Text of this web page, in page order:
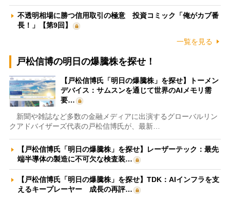
不透明相場に勝つ信用取引の極意 投資コミック「俺がカブ番
長！」【第9回】
一覧を見る
戸松信博の明日の爆騰株を探せ！
【戸松信博氏「明日の爆騰株」を探せ】トーメン
デバイス：サムスンを通じて世界のAIメモリ需
要…
新聞や雑誌など多数の金融メディアに出演するグローバルリン
クアドバイザーズ代表の戸松信博氏が、最新…
【戸松信博氏「明日の爆騰株」を探せ】レーザーテック：最先
端半導体の製造に不可欠な検査装…
【戸松信博氏「明日の爆騰株」を探せ】TDK：AIインフラを支
えるキープレーヤー 成長の再評…